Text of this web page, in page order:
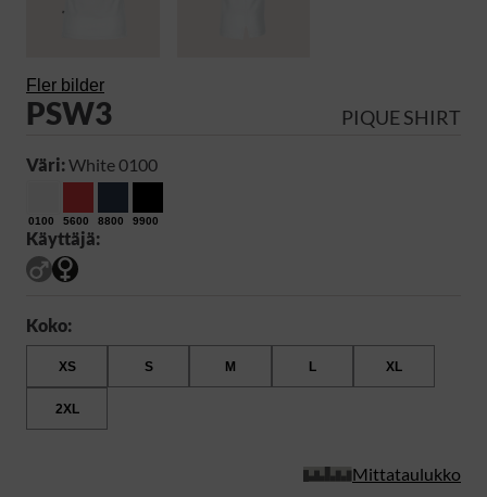
Fler bilder
PSW3 PIQUE SHIRT
Väri:White 0100
0100 5600 8800 9900
Käyttäjä:
Koko:
XS S M L XL
2XL
Mittataulukko